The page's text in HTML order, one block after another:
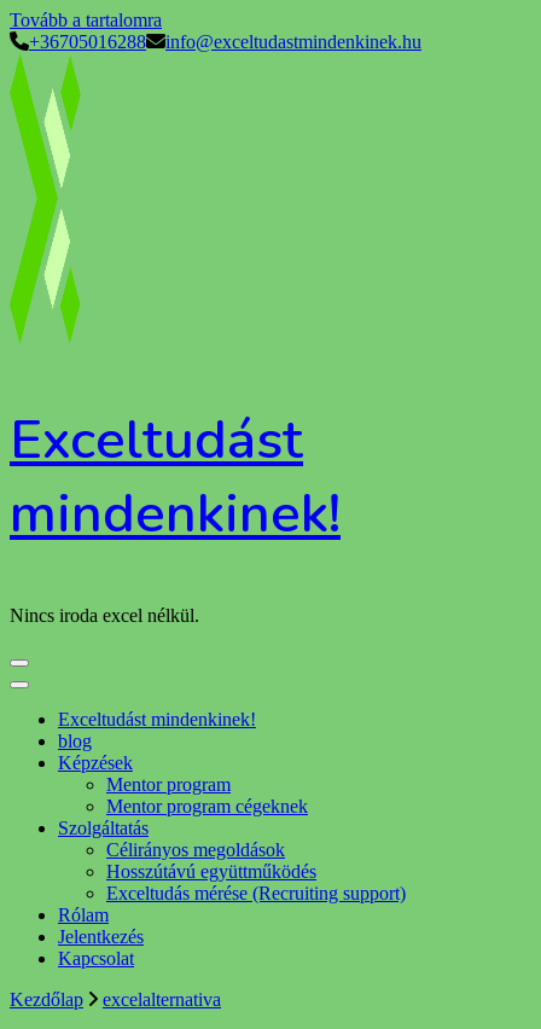
Tovább a tartalomra
+36705016288
info@exceltudastmindenkinek.hu
Exceltudást
mindenkinek!
Nincs iroda excel nélkül.
Exceltudást mindenkinek!
blog
Képzések
Mentor program
Mentor program cégeknek
Szolgáltatás
Célirányos megoldások
Hosszútávú együttműködés
Exceltudás mérése (Recruiting support)
Rólam
Jelentkezés
Kapcsolat
Kezdőlap
excelalternativa